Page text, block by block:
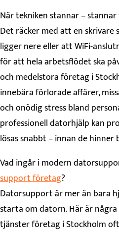
När tekniken stannar –
Det räcker med att en skrivare
ligger nere eller att WiFi-
för att hela arbetsflödet ska
och medelstora företag i
innebära förlorade affärer,
och onödig stress bland
professionell datorhjälp kan
lösas snabbt – innan de hinner
Vad ingår i modern
support företag?
Datorsupport är mer än bara
starta om datorn. Här är några
tjänster företag i Stockholm